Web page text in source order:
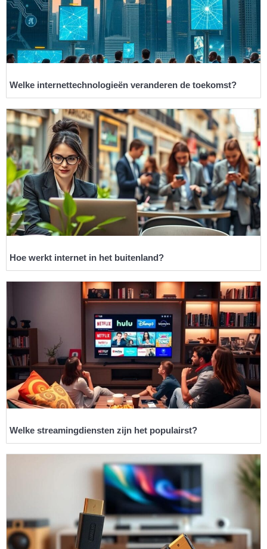
Welke internettechnologieën veranderen de toekomst?
Hoe werkt internet in het buitenland?
Welke streamingdiensten zijn het populairst?